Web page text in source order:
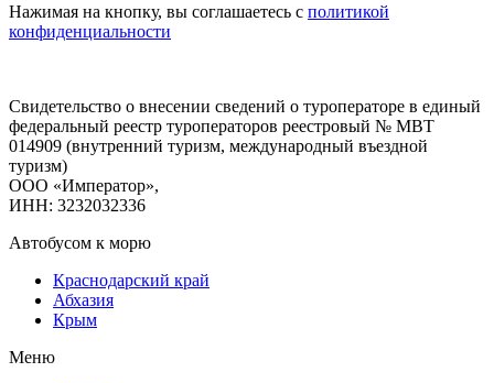
Нажимая на кнопку, вы соглашаетесь с политикой
конфиденциальности
Свидетельство о внесении сведений о туроператоре в единый
федеральный реестр туроператоров реестровый № МВТ
014909 (внутренний туризм, международный въездной
туризм)
ООО «Император»,
ИНН: 3232032336
Автобусом к морю
Краснодарский край
Абхазия
Крым
Меню